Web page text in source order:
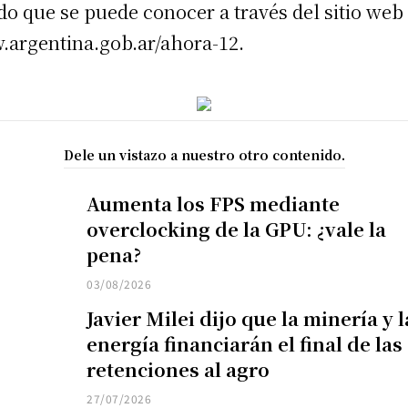
que se puede conocer a través del sitio web
ahora-12.
Dele un vistazo a nuestro otro contenido.
Aumenta los FPS mediante
overclocking de la GPU: ¿vale la
pena?
03/08/2026
Javier Milei dijo que la minería y
energía financiarán el final de las
retenciones al agro
27/07/2026